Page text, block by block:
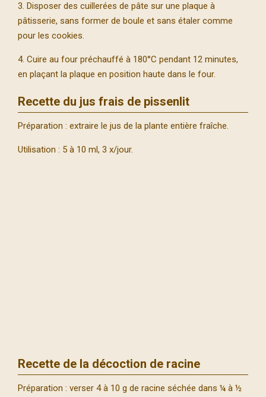
3. Disposer des cuillerées de pâte sur une plaque à
pâtisserie, sans former de boule et sans étaler comme
pour les cookies.
4. Cuire au four préchauffé à 180°C pendant 12 minutes,
en plaçant la plaque en position haute dans le four.
Recette du jus frais de pissenlit
Préparation : extraire le jus de la plante entière fraîche.
Utilisation : 5 à 10 ml, 3 x/jour.
Recette de la décoction de racine
Préparation : verser 4 à 10 g de racine séchée dans ¼ à ½